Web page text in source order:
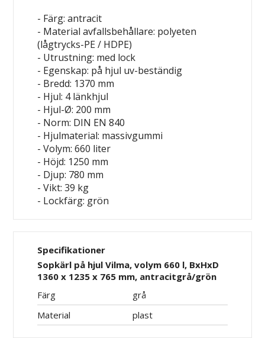
- Färg: antracit
- Material avfallsbehållare: polyeten
(lågtrycks-PE / HDPE)
- Utrustning: med lock
- Egenskap: på hjul uv-beständig
- Bredd: 1370 mm
- Hjul: 4 länkhjul
- Hjul-Ø: 200 mm
- Norm: DIN EN 840
- Hjulmaterial: massivgummi
- Volym: 660 liter
- Höjd: 1250 mm
- Djup: 780 mm
- Vikt: 39 kg
- Lockfärg: grön
Specifikationer
Sopkärl på hjul Vilma, volym 660 l, BxHxD
1360 x 1235 x 765 mm, antracitgrå/grön
Färg
grå
Material
plast